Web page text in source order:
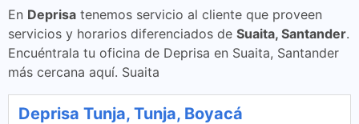
En Deprisa tenemos servicio al cliente que proveen
servicios y horarios diferenciados de Suaita, Santander.
Encuéntrala tu oficina de Deprisa en Suaita, Santander
más cercana aquí. Suaita
Deprisa Tunja, Tunja, Boyacá